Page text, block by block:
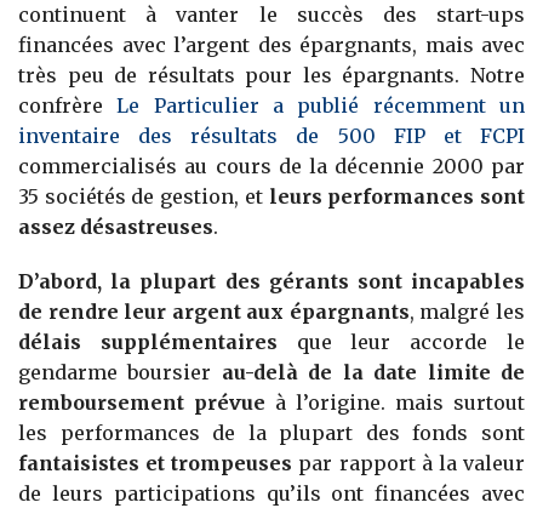
continuent à vanter le succès des start-ups
financées avec l’argent des épargnants, mais avec
très peu de résultats pour les épargnants. Notre
confrèreLe Particulier a publié récemment un
inventaire des résultats de 500 FIP et FCPI
commercialisés au cours de la décennie 2000 par
35 sociétés de gestion, et leurs performances sont
assez désastreuses.
D’abord, la plupart des gérants sont incapables
de rendre leur argent aux épargnants, malgré les
délais supplémentaires que leur accorde le
gendarme boursier au-delà de la date limite de
remboursement prévue à l’origine. mais surtout
les performances de la plupart des fonds sont
fantaisistes et trompeuses par rapport à la valeur
de leurs participations qu’ils ont financées avec